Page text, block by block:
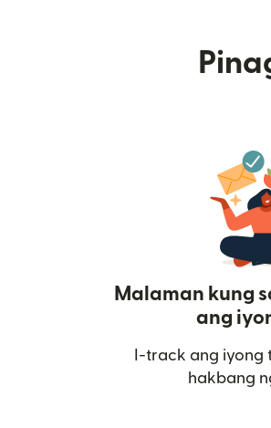
Malaman kung
ang
I-track ang iyong
hakbang